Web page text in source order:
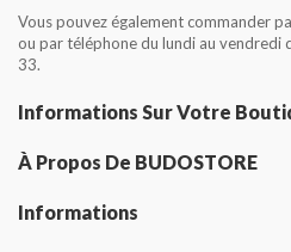
Vous pouvez également commander
ou par téléphone du lundi au
33.
Informations Sur Votre
À Propos De BUDOSTORE
Informations